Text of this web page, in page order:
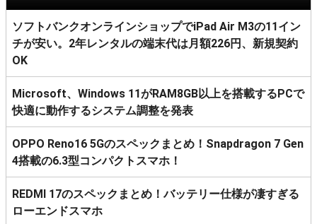
ソフトバンクオンラインショップでiPad Air M3の11イン
チが安い。2年レンタルの端末代は月額226円、新規契約
OK
Microsoft、Windows 11がRAM8GB以上を搭載するPCで
快適に動作するシステム調整を発表
OPPO Reno16 5Gのスペックまとめ！Snapdragon 7 Gen
4搭載の6.3型コンパクトスマホ！
REDMI 17のスペックまとめ！バッテリー仕様が凄すぎる
ローエンドスマホ